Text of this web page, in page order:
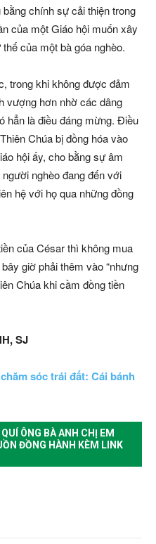
chính sự cải thiện trong
của một Giáo hội muốn xây
của một bà góa nghèo.
trong khi không được đảm
vượng hơn nhờ các dâng
hẳn là điều đáng mừng. Điều
Chúa bị đồng hóa vào
hội ấy, cho bằng sự âm
nghèo đang đến với
hệ với họ qua những đồng
của César thì không mua
giờ phải thêm vào “nhưng
Chúa khi cầm đồng tiền
SJ
sóc trái đất: Cái bánh
ÔNG BÀ ANH CHỊ EM
ĐỒNG HÀNH KÈM LINK